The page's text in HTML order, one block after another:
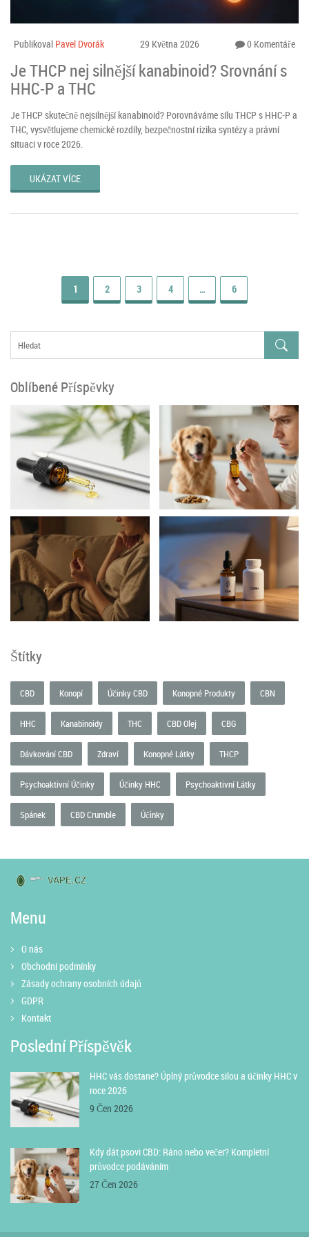
Publikoval Pavel Dvorák 29 Května 2026 0 Komentáře
Je THCP nej silnější kanabinoid? Srovnání s
HHC-P a THC
Je THCP skutečně nejsilnější kanabinoid? Porovnáváme sílu THCP s HHC-P a
THC, vysvětlujeme chemické rozdíly, bezpečnostní rizika syntézy a právní
situaci v roce 2026.
UKÁZAT VÍCE
1 2 3 4 … 6
Oblíbené Příspěvky
Štítky
CBD Konopí Účinky CBD Konopné Produkty CBN
HHC Kanabinoidy THC CBD Olej CBG
Dávkování CBD Zdraví Konopné Látky THCP
Psychoaktivní Účinky Účinky HHC Psychoaktivní Látky
Spánek CBD Crumble Účinky
Menu
O nás
Obchodní podmínky
Zásady ochrany osobních údajů
GDPR
Kontakt
Poslední Příspěvěk
HHC vás dostane? Úplný průvodce silou a účinky HHC v
roce 2026
9 Čen 2026
Kdy dát psovi CBD: Ráno nebo večer? Kompletní
průvodce podáváním
27 Čen 2026